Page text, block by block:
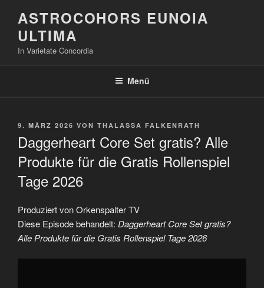
Inhalt
springen
ASTROCOHORS EUNOIA
ULTIMA
In Varietate Concordia
Menü
VERÖFFENTLICHT
9. MÄRZ 2026 VON THALASSA FALKENRATH
Daggerheart Core Set gratis? Alle
Produkte für die Gratis Rollenspiel
Tage 2026
Produziert von Orkenspalter TV
Diese Episode behandelt: Daggerheart Core Set gratis?
Alle Produkte für die Gratis Rollenspiel Tage 2026
„Daggerheart